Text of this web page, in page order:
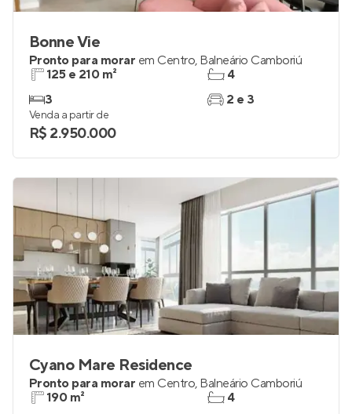
Bonne Vie
Pronto para morar em Centro, Balneário Camboriú
125 e 210 m²
3
4
2 e 3
Venda a partir de
R$ 2.950.000
Cyano Mare Residence
Pronto para morar em Centro, Balneário Camboriú
190 m²
4